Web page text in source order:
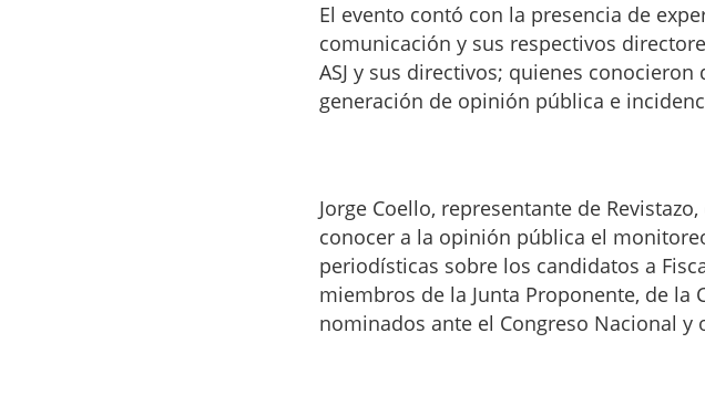
El evento contó con la presencia de
comunicación y sus respectivos
ASJ y sus directivos; quienes
generación de opinión pública e
Jorge Coello, representante de
conocer a la opinión pública el
periodísticas sobre los candidatos a
miembros de la Junta Proponente, de la
nominados ante el Congreso Nacional y